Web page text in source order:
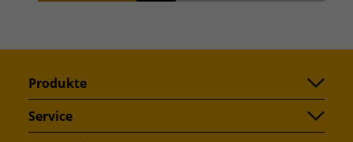
Produkte
Service